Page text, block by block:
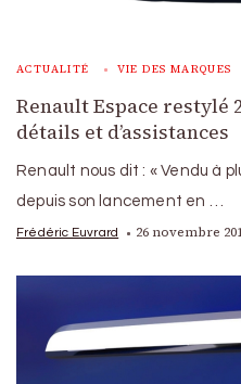
ACTUALITÉ VIE DES MARQUES
Renault Espace restylé
détails et d’assistances
Renault nous dit : « Vendu à
depuis son lancement en …
Frédéric Euvrard 26 novembre